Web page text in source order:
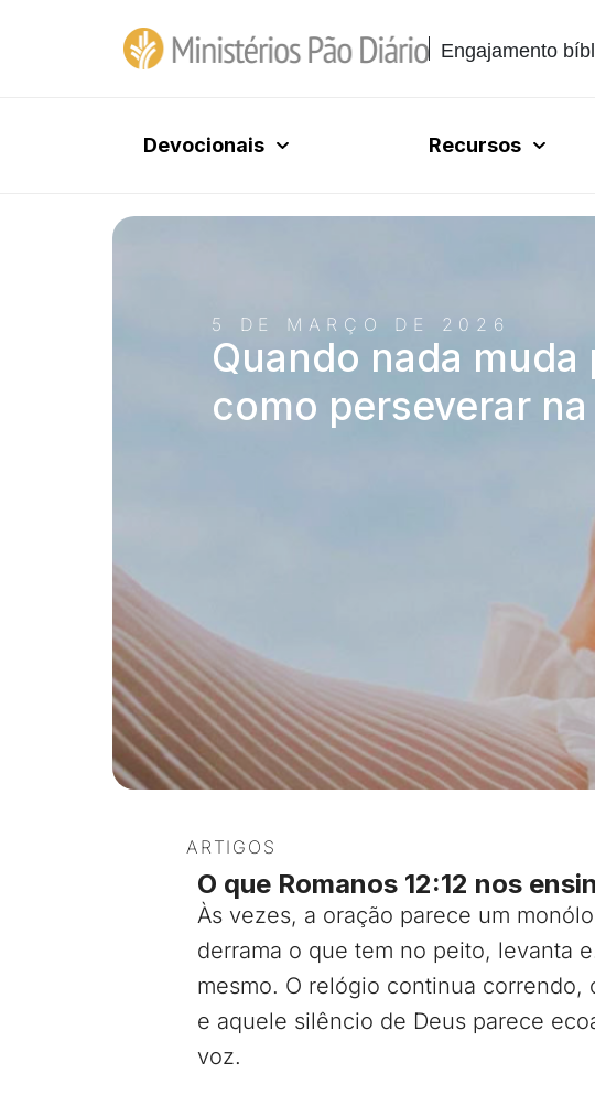
Engajamento
Devocionais Recursos
5 DE MARÇO DE 2026
Quando nada muda
como perseverar
ARTIGOS
O que Romanos 12:12 nos
Às vezes, a oração parece um
derrama o que tem no peito, levanta
mesmo. O relógio continua correndo,
e aquele silêncio de Deus parece
voz.